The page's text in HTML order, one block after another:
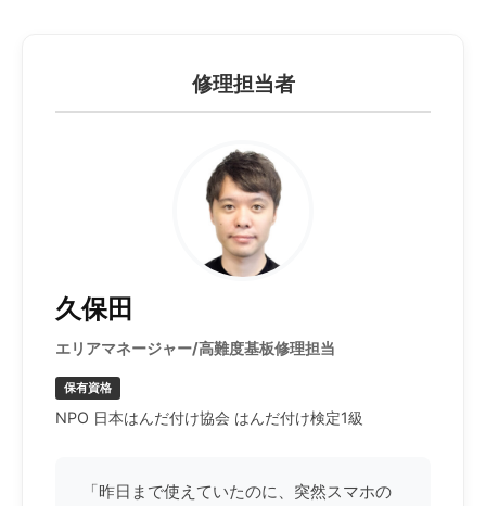
修理担当者
久保田
エリアマネージャー/高難度基板修理担当
保有資格
NPO 日本はんだ付け協会 はんだ付け検定1級
「昨日まで使えていたのに、突然スマホの